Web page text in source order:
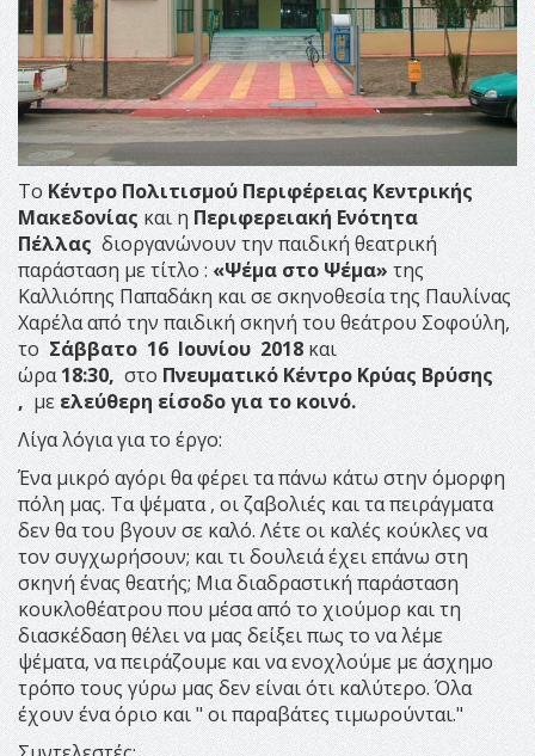
Το Κέντρο Πολιτισμού Περιφέρειας Κεντρικής
Μακεδονίαςκαι ηΠεριφερειακή Ενότητα
Πέλλας διοργανώνουν την παιδική θεατρική
παράσταση με τίτλο : «Ψέμα στο Ψέμα» της
Καλλιόπης Παπαδάκη και σε σκηνοθεσία της Παυλίνας
Χαρέλα από την παιδική σκηνή του θεάτρου Σοφούλη,
το Σάββατο 16 Ιουνίου 2018 και
ώρα18:30,στο Πνευματικό Κέντρο Κρύας Βρύσης
, με ελεύθερη είσοδο για το κοινό.
Λίγα λόγια για το έργο:
Ένα μικρό αγόρι θα φέρει τα πάνω κάτω στην όμορφη
πόλη μας. Τα ψέματα , οι ζαβολιές και τα πειράγματα
δεν θα του βγουν σε καλό. Λέτε οι καλές κούκλες να
τον συγχωρήσουν; και τι δουλειά έχει επάνω στη
σκηνή ένας θεατής; Μια διαδραστική παράσταση
κουκλοθέατρου που μέσα από το χιούμορ και τη
διασκέδαση θέλει να μας δείξει πως το να λέμε
ψέματα, να πειράζουμε και να ενοχλούμε με άσχημο
τρόπο τους γύρω μας δεν είναι ότι καλύτερο. Όλα
έχουν ένα όριο και " οι παραβάτες τιμωρούνται."